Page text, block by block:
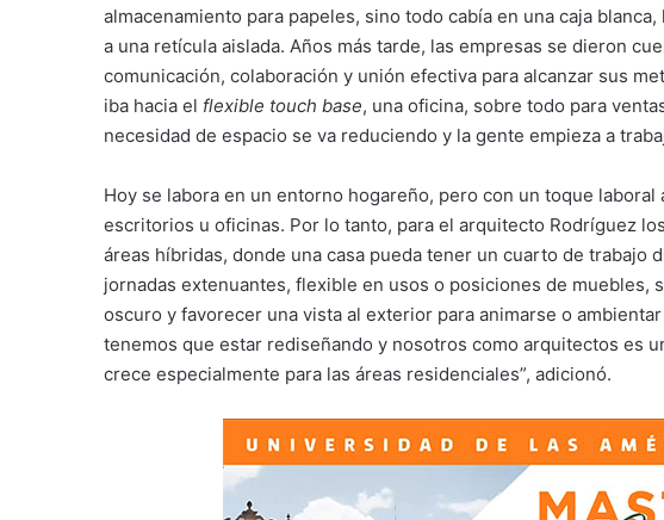
almacenamiento para papeles, sino todo cabía en una caja
a una retícula aislada. Años más tarde, las empresas se dieron
comunicación, colaboración y unión efectiva para alcanzar sus
iba hacia el flexible touch base, una oficina, sobre todo para
necesidad de espacio se va reduciendo y la gente empieza a
Hoy se labora en un entorno hogareño, pero con un toque
escritorios u oficinas. Por lo tanto, para el arquitecto Rodríguez
áreas híbridas, donde una casa pueda tener un cuarto de trabajo
jornadas extenuantes, flexible en usos o posiciones de muebles,
oscuro y favorecer una vista al exterior para animarse o
tenemos que estar rediseñando y nosotros como arquitectos es
crece especialmente para las áreas residenciales”, adicionó.